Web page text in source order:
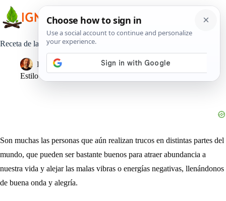
contenido
Receta de la prosperidad: ajo y laurel alejan las malas energías
Pedro Lisperguer
9 agosto, 2018
Estilo de Vida
Son muchas las personas que aún realizan trucos en distintas partes del
mundo, que pueden ser bastante buenos para atraer abundancia a
nuestra vida y alejar las malas vibras o energías negativas, llenándonos
de buena onda y alegría.